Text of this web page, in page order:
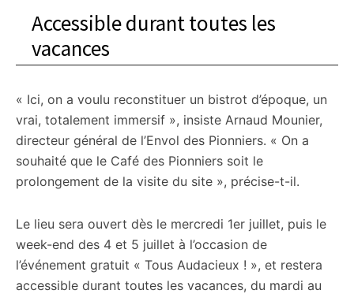
Accessible durant toutes les
vacances
« Ici, on a voulu reconstituer un bistrot d’époque, un
vrai, totalement immersif », insiste Arnaud Mounier,
directeur général de l’Envol des Pionniers. « On a
souhaité que le Café des Pionniers soit le
prolongement de la visite du site », précise-t-il.
Le lieu sera ouvert dès le mercredi 1er juillet, puis le
week-end des 4 et 5 juillet à l’occasion de
l’événement gratuit « Tous Audacieux ! », et restera
accessible durant toutes les vacances, du mardi au